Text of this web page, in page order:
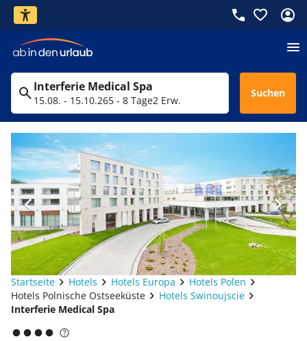
Interferie Medical Spa
15.08. - 15.10.265 - 8 Tage2 Erw.
Suchen
Startseite Hotels Hotels Europa
Hotels Polen
Hotels Polnische Ostseeküste
Hotels Swinoujscie
Interferie Medical Spa